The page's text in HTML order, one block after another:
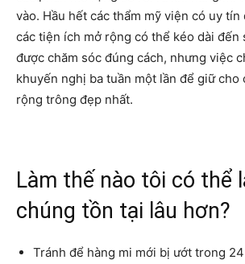
vào. Hầu hết các thẩm mỹ viện có uy tín
các tiện ích mở rộng có thể kéo dài đến
được chăm sóc đúng cách, nhưng việc
khuyến nghị ba tuần một lần để giữ cho
rộng trông đẹp nhất.
Làm thế nào tôi có thể
chúng tồn tại lâu hơn?
Tránh để hàng mi mới bị ướt trong